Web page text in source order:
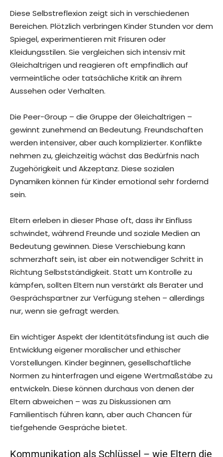
Diese Selbstreflexion zeigt sich in verschiedenen
Bereichen. Plötzlich verbringen Kinder Stunden vor dem
Spiegel, experimentieren mit Frisuren oder
Kleidungsstilen. Sie vergleichen sich intensiv mit
Gleichaltrigen und reagieren oft empfindlich auf
vermeintliche oder tatsächliche Kritik an ihrem
Aussehen oder Verhalten.
Die Peer-Group – die Gruppe der Gleichaltrigen –
gewinnt zunehmend an Bedeutung. Freundschaften
werden intensiver, aber auch komplizierter. Konflikte
nehmen zu, gleichzeitig wächst das Bedürfnis nach
Zugehörigkeit und Akzeptanz. Diese sozialen
Dynamiken können für Kinder emotional sehr fordernd
sein.
Eltern erleben in dieser Phase oft, dass ihr Einfluss
schwindet, während Freunde und soziale Medien an
Bedeutung gewinnen. Diese Verschiebung kann
schmerzhaft sein, ist aber ein notwendiger Schritt in
Richtung Selbstständigkeit. Statt um Kontrolle zu
kämpfen, sollten Eltern nun verstärkt als Berater und
Gesprächspartner zur Verfügung stehen – allerdings
nur, wenn sie gefragt werden.
Ein wichtiger Aspekt der Identitätsfindung ist auch die
Entwicklung eigener moralischer und ethischer
Vorstellungen. Kinder beginnen, gesellschaftliche
Normen zu hinterfragen und eigene Wertmaßstäbe zu
entwickeln. Diese können durchaus von denen der
Eltern abweichen – was zu Diskussionen am
Familientisch führen kann, aber auch Chancen für
tiefgehende Gespräche bietet.
Kommunikation als Schlüssel – wie Eltern die